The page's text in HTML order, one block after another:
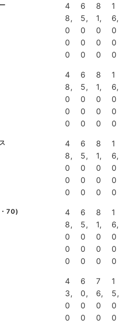
4
8,
0
0
0
6
5,
0
0
0
8
1,
0
0
0
1
6,
0
0
0
4
8,
0
0
0
6
5,
0
0
0
8
1,
0
0
0
1
6,
0
0
0
4
8,
0
0
0
6
5,
0
0
0
8
1,
0
0
0
1
6,
0
0
0
70)
4
8,
0
0
0
6
5,
0
0
0
8
1,
0
0
0
1
6,
0
0
0
4
3,
0
0
6
0,
0
0
7
6,
0
0
1
5,
0
0